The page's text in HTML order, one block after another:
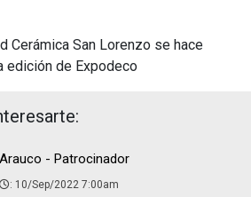
Cerámica San Lorenzo se hace
edición de Expodeco
Arauco - Patrocinador
: 10/Sep/2022 7:00am